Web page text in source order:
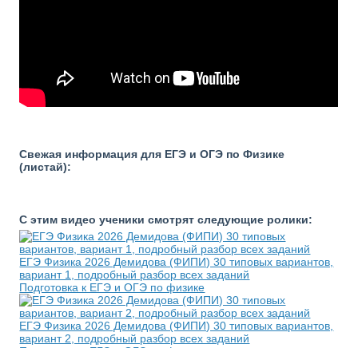
Свежая информация для ЕГЭ и ОГЭ по Физике
(листай):
С этим видео ученики смотрят следующие ролики:
ЕГЭ Физика 2026 Демидова (ФИПИ) 30 типовых вариантов,
вариант 1, подробный разбор всех заданий
Подготовка к ЕГЭ и ОГЭ по физике
ЕГЭ Физика 2026 Демидова (ФИПИ) 30 типовых вариантов,
вариант 2, подробный разбор всех заданий